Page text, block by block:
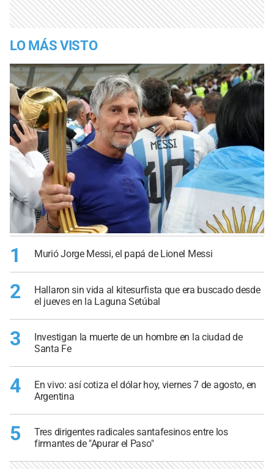
LO MÁS VISTO
1 Murió Jorge Messi, el papá de Lionel Messi
2
Hallaron sin vida al kitesurfista que era buscado desde
el jueves en la Laguna Setúbal
3
Investigan la muerte de un hombre en la ciudad de
Santa Fe
4
En vivo: así cotiza el dólar hoy, viernes 7 de agosto, en
Argentina
5
Tres dirigentes radicales santafesinos entre los
firmantes de "Apurar el Paso"